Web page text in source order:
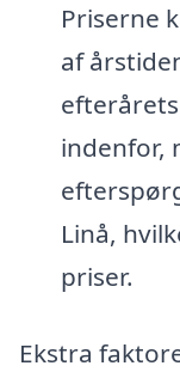
Priserne
af
indenfor,
Linå,
priser.
Ekstra